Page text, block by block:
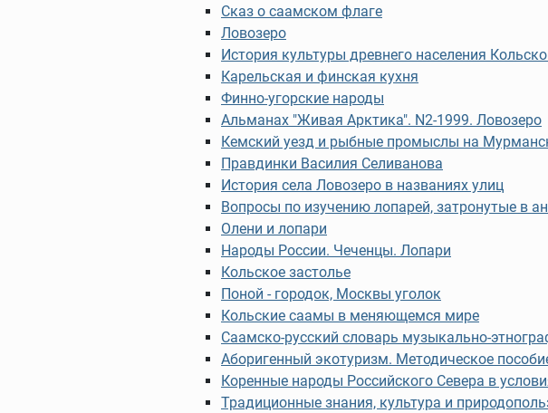
Сказ о саамском флаге
Ловозеро
История культуры древнего населения
Карельская и финская кухня
Финно-угорские народы
Альманах "Живая Арктика". N2-1999. Ловозеро
Кемский уезд и рыбные промыслы на
Правдинки Василия Селиванова
История села Ловозеро в названиях улиц
Вопросы по изучению лопарей, затронутые в
Олени и лопари
Народы России. Чеченцы. Лопари
Кольское застолье
Поной - городок, Москвы уголок
Кольские саамы в меняющемся мире
Саамско-русский словарь музыкально-
Аборигенный экотуризм. Методическое
Коренные народы Российского Севера в
Традиционные знания, культура и